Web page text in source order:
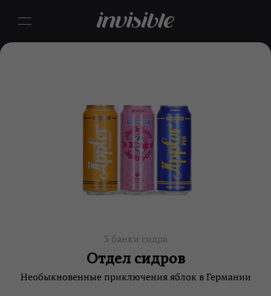
3 банки сидра
Отдел сидров
Необыкновенные приключения яблок в Германии